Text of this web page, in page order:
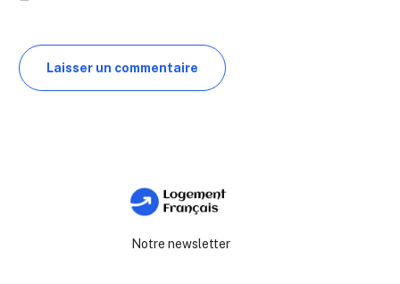
Notre newsletter